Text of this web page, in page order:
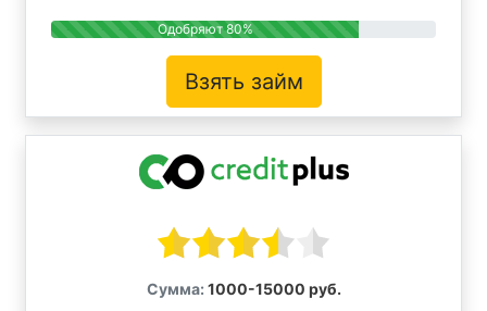
Одобряют 80%
Взять займ
Сумма: 1000-15000 руб.